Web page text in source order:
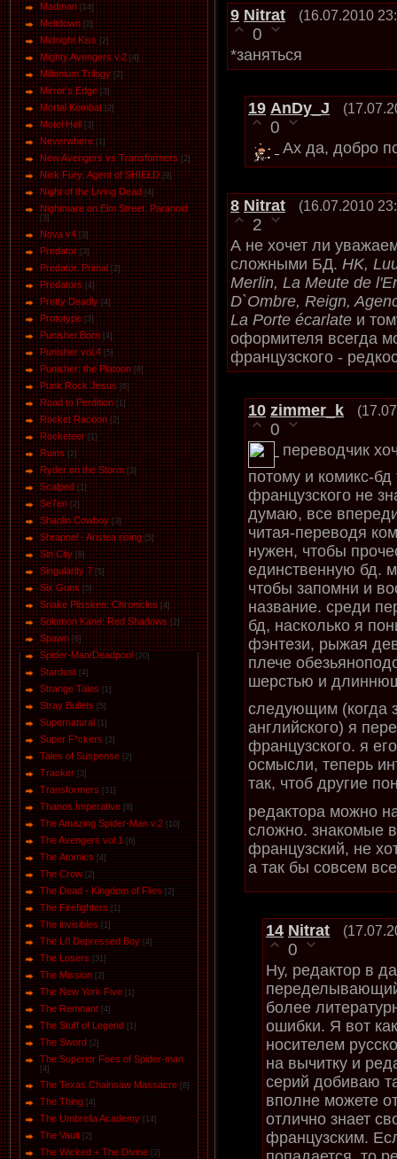
Маdman [14]
Meltdown [2]
Midnight Kiss [2]
Mighty Avengers v.2 [4]
Millenium Trilogy [2]
Mirror's Edge [3]
Mortal Kombat [2]
Motel Hell [3]
Neverwhere [1]
New Avengers vs Transformers [2]
Nick Fury: Agent of SHIELD [9]
Night of the Living Dead [4]
Nightmare on Elm Street. Paranoid
[3]
Nova v4 [3]
Predator [3]
Predator. Primal [2]
Predators [4]
Pretty Deadly [4]
Prototype [3]
Punisher.Born [4]
Punisher vol.4 [5]
Punisher: the Platoon [6]
Punk Rock Jesus [6]
Road to Perdition [1]
Rocket Racoon [2]
Rocketeer [1]
Ruins [2]
Ryder on the Storm [3]
Scalped [1]
Se7en [2]
Shaolin Cowboy [3]
Shrapnel - Aristea rising [5]
Sin City [8]
Singularity 7 [5]
Six Guns [5]
Snake Plissken: Chronicles [4]
Solomon Kane: Red Shadows [2]
Spawn [6]
Spider-Man/Deadpool [20]
Stardust [4]
Strange Tales [1]
Stray Bullets [5]
Supernatural [1]
Super F*ckers [2]
Tales of Suspense [2]
Tracker [3]
Transformers [31]
Thanos Imperative [8]
The Amazing Spider-Man v.2 [10]
The Avengers vol.1 [6]
The Аtomics [4]
The Crow [2]
The Dead - Kingdom of Flies [2]
The Firefighters [1]
The invisibles [1]
The Li'l Depressed Boy [4]
The Losers [31]
The Mission [2]
The New York Five [1]
The Remnant [4]
The Stuff of Legend [1]
The Sword [2]
The Superior Foes of Spider-man
[4]
The Texas Chainsaw Massacre [8]
The Thing [4]
The Umbrella Academy [14]
The Vault [2]
The Wicked + The Divine [2]
9 Nitrat (16.07.2010
0
*заняться
19 AnDy_J
0
Ах да, добро
8 Nitrat (16.07.2010
2
А не хочет ли
сложными БД. HK,
Merlin, La Meute de
D`Ombre, Reign,
La Porte écarlate и
оформителя всегда
французского -
10 zimmer_k
0
переводчик
потому и комикс-бд
французского не
думаю, все
читая-переводя
нужен, чтобы
единственную бд.
чтобы запомни и
название. среди
бд, насколько я
фэнтези, рыжая
плече
шерстью и
следующим (когда
английского) я
французского. я
осмысли, теперь
так, чтоб другие
редактора можно
сложно. знакомые
французский, не
а так бы совсем
14 Nitrat
0
Ну, редактор в
переделывающий
более
ошибки. Я вот
носителем
на вычитку и
серий добиваю
вполне можете
отлично знает
французским.